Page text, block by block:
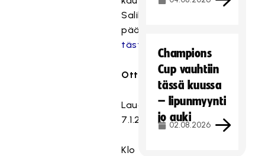
SalibandyTV:hen
pääset
tästä.
Otteluohjelma:
Lauantai
7.1.2023
Klo
Champions
Cup vauhtiin
tässä kuussa
– lipunmyynti
jo auki
02.08.2026